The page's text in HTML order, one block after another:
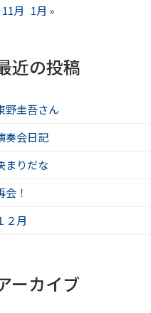
11月 1月 »
近の投稿
野圭吾さん
奏会日記
まりだな
会！
２月
ーカイブ